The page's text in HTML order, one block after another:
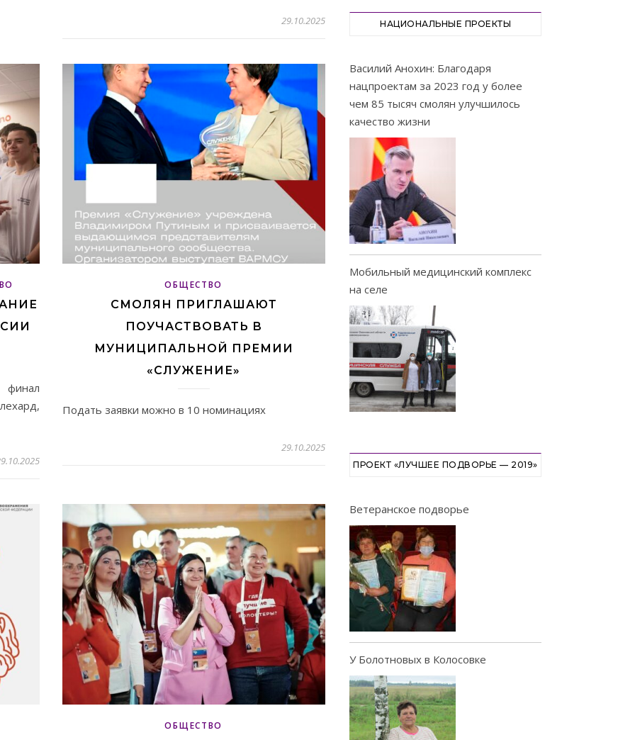
29.10.2025
финал
ОБЩЕСТВО
СМОЛЯН ПРИГЛАШАЮТ
ПОУЧАСТВОВАТЬ В
МУНИЦИПАЛЬНОЙ ПРЕМИИ
«СЛУЖЕНИЕ»
Подать заявки можно в 10 номинациях
29.10.2025
ОБЩЕСТВО
НАЦИОНАЛЬНЫЕ ПРОЕКТЫ
Василий Анохин: Благодаря
нацпроектам за 2023 год у более
чем 85 тысяч смолян улучшилось
качество жизни
Мобильный медицинский комплекс
на селе
ПРОЕКТ «ЛУЧШЕЕ ПОДВОРЬЕ — 2019»
Ветеранское подворье
У Болотновых в Колосовке